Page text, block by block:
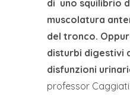
di uno squilibrio
muscolatura
del tronco.
disturbi digestivi
disfunzioni
professor Caggiati.